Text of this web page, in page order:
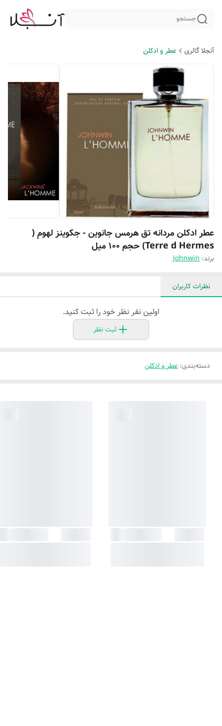
جستجو
آنجلا گالری عطر و ادکلن
عطر ادکلن مردانه تق هرمس جانوین - جکوینز لهوم (
Terre d Hermes) حجم 100 میل
برند: Johnwin
نظرات کاربران
اولین نفر نظر خود را ثبت کنید.
ثبت نظر
دسته‌بندی: عطر و ادکلن